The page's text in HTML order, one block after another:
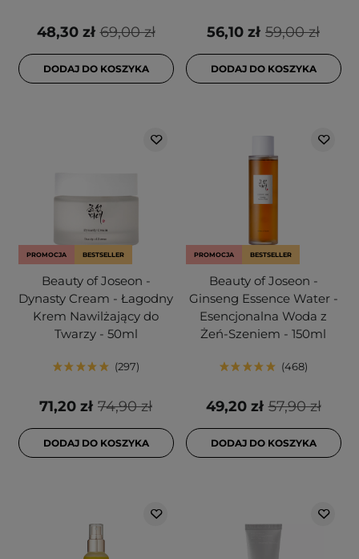
69,00 zł
48,30 zł
DODAJ DO KOSZYKA
59,00 zł
56,10 zł
DODAJ DO KOSZYKA
PROMOCJA BESTSELLER
Beauty of Joseon -
Dynasty Cream - Łagodny
Krem Nawilżający do
Twarzy - 50ml
297
74,90 zł
71,20 zł
DODAJ DO KOSZYKA
PROMOCJA BESTSELLER
Beauty of Joseon -
Ginseng Essence Water -
Esencjonalna Woda z
Żeń-Szeniem - 150ml
468
57,90 zł
49,20 zł
DODAJ DO KOSZYKA